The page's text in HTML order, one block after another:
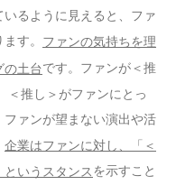
るように見えると、ファ
す。 ファンの気持ちを理
の土台です。ファンが＜推
＜推し＞がファンにとっ
ァンが望まない演出や活
企業はファンに対し、「＜
いうスタンスを示すこと